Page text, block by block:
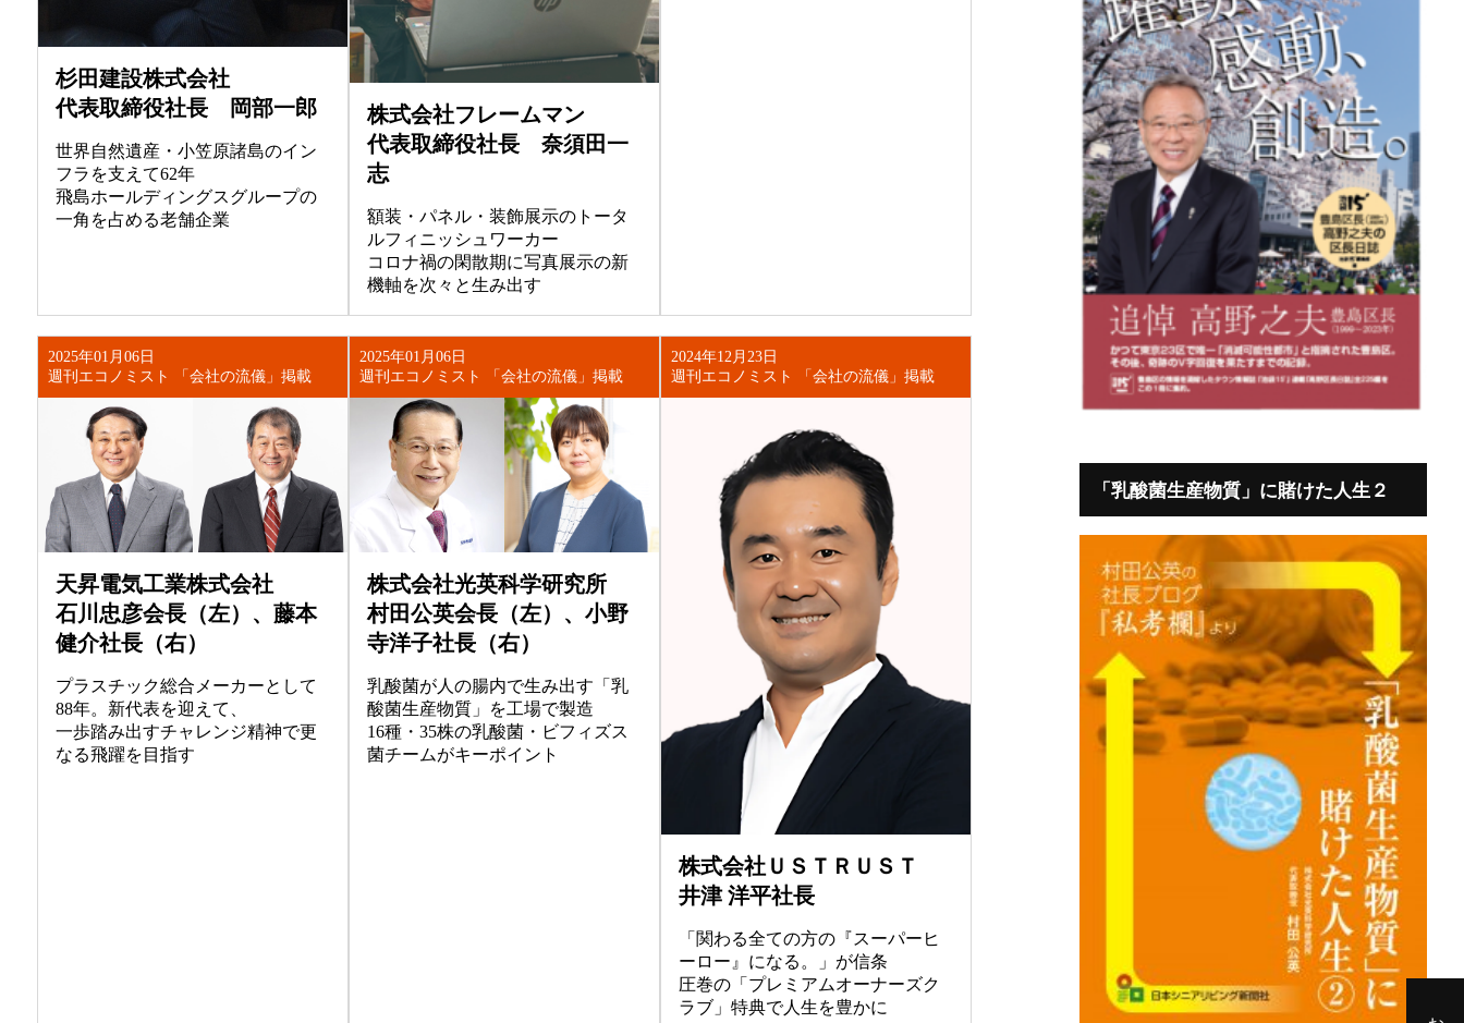
杉田建設株式会社
代表取締役社長 岡部一郎
世界自然遺産・小笠原諸島のイン
フラを支えて62年
飛島ホールディングスグループの
一角を占める老舗企業
株式会社フレームマン
代表取締役社長 奈須田一
志
額装・パネル・装飾展示のトータ
ルフィニッシュワーカー
コロナ禍の閑散期に写真展示の新
機軸を次々と生み出す
2025年01月06日
週刊エコノミスト 「会社の流儀」掲載
天昇電気工業株式会社
石川忠彦会長（左）、藤本
健介社長（右）
プラスチック総合メーカーとして
88年。新代表を迎えて、
一歩踏み出すチャレンジ精神で更
なる飛躍を目指す
2025年01月06日
週刊エコノミスト 「会社の流儀」掲載
株式会社光英科学研究所
村田公英会長（左）、小野
寺洋子社長（右）
乳酸菌が人の腸内で生み出す「乳
酸菌生産物質」を工場で製造
16種・35株の乳酸菌・ビフィズス
菌チームがキーポイント
2024年12月23日
週刊エコノミスト 「会社の流儀」掲載
株式会社ＵＳＴＲＵＳＴ
井津 洋平社長
「関わる全ての方の『スーパーヒ
ーロー』になる。」が信条
圧巻の「プレミアムオーナーズク
ラブ」特典で人生を豊かに
「乳酸菌生産物質」に賭けた人生２